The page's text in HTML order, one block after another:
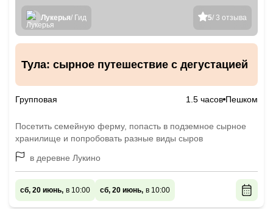
5/ 3 отзыва
Лукерья/ Гид
Тула: сырное путешествие с дегустацией
Групповая 1.5 часов Пешком
Посетить семейную ферму, попасть в подземное сырное
хранилище и попробовать разные виды сыров
в деревне Лукино
сб, 20 июнь, в 10:00 сб, 20 июнь, в 10:00